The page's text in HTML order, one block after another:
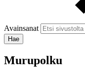
Avainsanat
Murupolku